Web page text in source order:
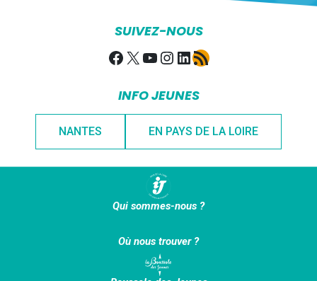
SUIVEZ-NOUS
Facebook
X YouTube
Instagram
LinkedIn
Flux RSS
INFO JEUNES
NANTES EN PAYS DE LA LOIRE
Qui sommes-nous ?
Où nous trouver ?